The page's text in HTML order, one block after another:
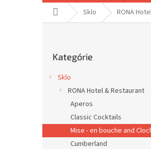
DomovSklo RONA
kategórie
Kategórie
Sklo
RONA Hotel & Restaurant
Aperos
Classic Cocktails
Mise - en bouche and
Cumberland